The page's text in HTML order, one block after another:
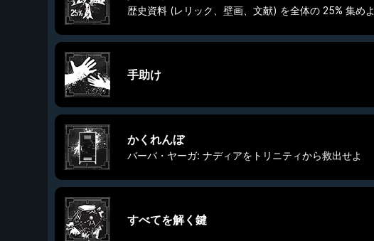
歴史資料 (レリック、壁画、文献) を全体の 25% 集めよ
手助け
かくれんぼ
バーバ・ヤーガ: ナディアをトリニティから救出せよ
すべてを解く鍵